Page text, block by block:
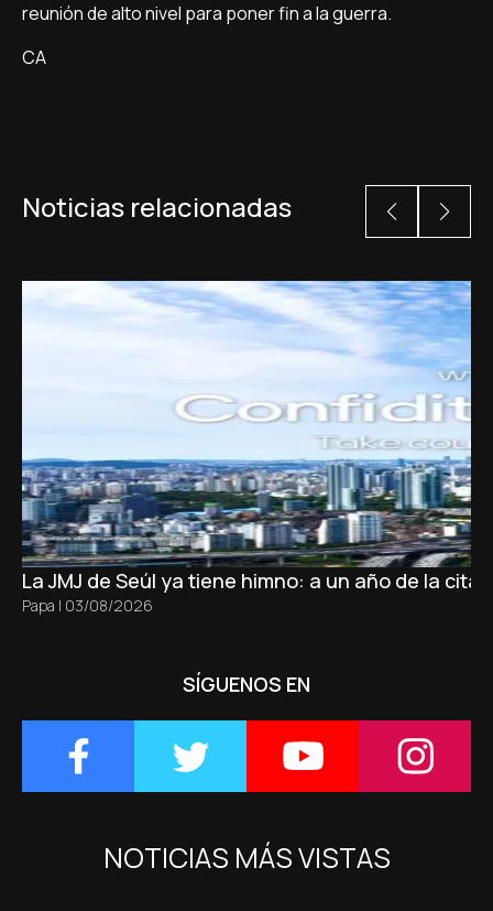
reunión de alto nivel para poner fin a la guerra.
CA
Noticias relacionadas
La JMJ de Seúl ya tiene himno: a un año de la
Papa | 03/08/2026
SÍGUENOS EN
NOTICIAS MÁS VISTAS